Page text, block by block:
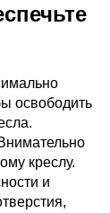
освободить
креслу.
и